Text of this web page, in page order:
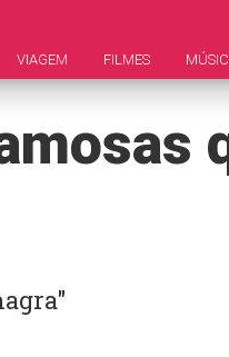
VIAGEM FILMES